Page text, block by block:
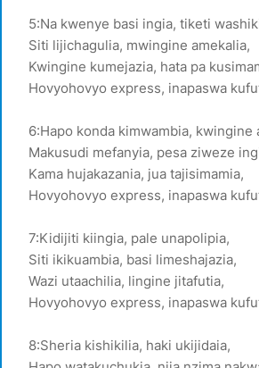
5:Na kwenye basi ingia, tiketi
Siti lijichagulia, mwingine amekalia,
Kwingine kumejazia, hata pa
Hovyohovyo express, inapaswa
6:Hapo konda kimwambia, kwingine
Makusudi mefanyia, pesa ziweze
Kama hujakazania, jua tajisimamia,
Hovyohovyo express, inapaswa
7:Kidijiti kiingia, pale unapolipia,
Siti ikikuambia, basi limeshajazia,
Wazi utaachilia, lingine jitafutia,
Hovyohovyo express, inapaswa
8:Sheria kishikilia, haki ukijidaia,